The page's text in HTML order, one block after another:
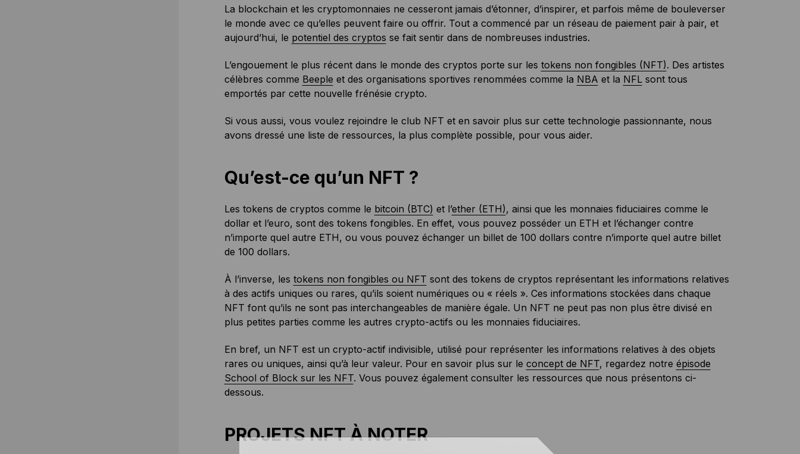
La blockchain et les cryptomonnaies ne cesseront jamais d’étonner, d’inspirer, et parfois même de bouleverser
le monde avec ce qu’elles peuvent faire ou offrir. Tout a commencé par un réseau de paiement pair à pair, et
aujourd’hui, le potentiel des cryptos se fait sentir dans de nombreuses industries.
L’engouement le plus récent dans le monde des cryptos porte sur les tokens non fongibles (NFT). Des artistes
célèbres comme Beeple et des organisations sportives renommées comme la NBA et la NFLsont tous
emportés par cette nouvelle frénésie crypto.
Si vous aussi, vous voulez rejoindre le club NFT et en savoir plus sur cette technologie passionnante, nous
avons dressé une liste de ressources, la plus complète possible, pour vous aider.
Qu’est-ce qu’un NFT ?
Les tokens de cryptos comme le bitcoin (BTC) et l’ether (ETH), ainsi que les monnaies fiduciaires comme le
dollar et l’euro, sont des tokens fongibles. En effet, vous pouvez posséder un ETH et l’échanger contre
n’importe quel autre ETH, ou vous pouvez échanger un billet de 100 dollars contre n’importe quel autre billet
de 100 dollars.
À l’inverse, les tokens non fongibles ou NFT sont des tokens de cryptos représentant les informations relatives
à des actifs uniques ou rares, qu’ils soient numériques ou « réels ». Ces informations stockées dans chaque
NFT font qu’ils ne sont pas interchangeables de manière égale. Un NFT ne peut pas non plus être divisé en
plus petites parties comme les autres crypto-actifs ou les monnaies fiduciaires.
En bref, un NFT est un crypto-actif indivisible, utilisé pour représenter les informations relatives à des objets
rares ou uniques, ainsi qu’à leur valeur. Pour en savoir plus sur le concept de NFT, regardez notre épisode
School of Block sur les NFT. Vous pouvez également consulter les ressources que nous présentons ci-
dessous.
PROJETS NFT À NOTER